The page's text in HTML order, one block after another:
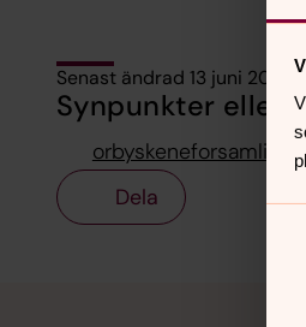
Senast ändrad 13 juni 2025
Synpunkter eller
Dela